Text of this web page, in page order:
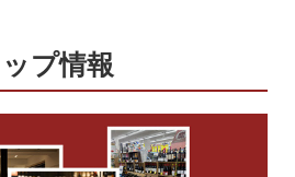
プ情報